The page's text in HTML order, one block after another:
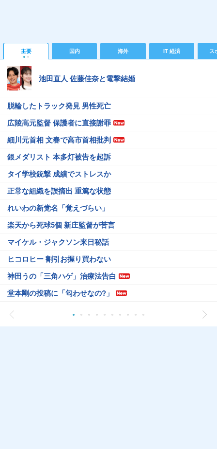
主要 国内 海外 IT 経済 ス
池田直人 佐藤佳奈と電撃結婚
脱輪したトラック発見 男性死亡
広陵高元監督 保護者に直接謝罪
細川元首相 文春で高市首相批判
銀メダリスト 本多灯被告を起訴
タイ学校銃撃 成績でストレスか
正常な組織を誤摘出 重篤な状態
れいわの新党名「覚えづらい」
楽天から死球5個 新庄監督が苦言
マイケル・ジャクソン来日秘話
ヒコロヒー 割引お握り買わない
神田うの「三角ハゲ」治療法告白
堂本剛の投稿に「匂わせなの?」